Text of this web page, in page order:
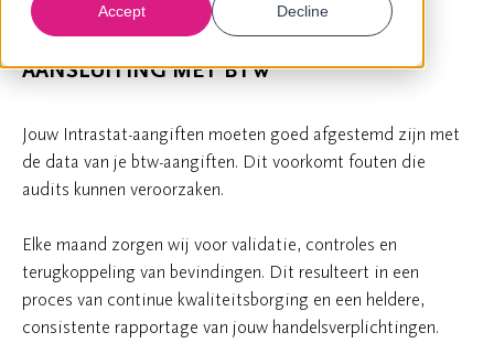
Accept Decline
Intrastat
AANSLUITING MET BTW
Jouw Intrastat-aangiften moeten goed afgestemd zijn met
de data van je btw-aangiften. Dit voorkomt fouten die
audits kunnen veroorzaken.
Elke maand zorgen wij voor validatie, controles en
terugkoppeling van bevindingen. Dit resulteert in een
proces van continue kwaliteitsborging en een heldere,
consistente rapportage van jouw handelsverplichtingen.